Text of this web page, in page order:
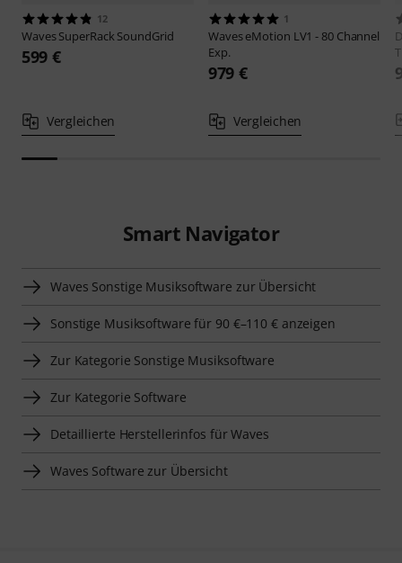
12
WavesSuperRack SoundGrid
599 €
Vergleichen
1
WaveseMotion LV1 - 80 Channel
Exp.
979 €
Vergleichen
Smart Navigator
Waves Sonstige Musiksoftware zur Übersicht
Sonstige Musiksoftware für 90 €–110 € anzeigen
Zur Kategorie Sonstige Musiksoftware
Zur Kategorie Software
Detaillierte Herstellerinfos für Waves
Waves Software zur Übersicht